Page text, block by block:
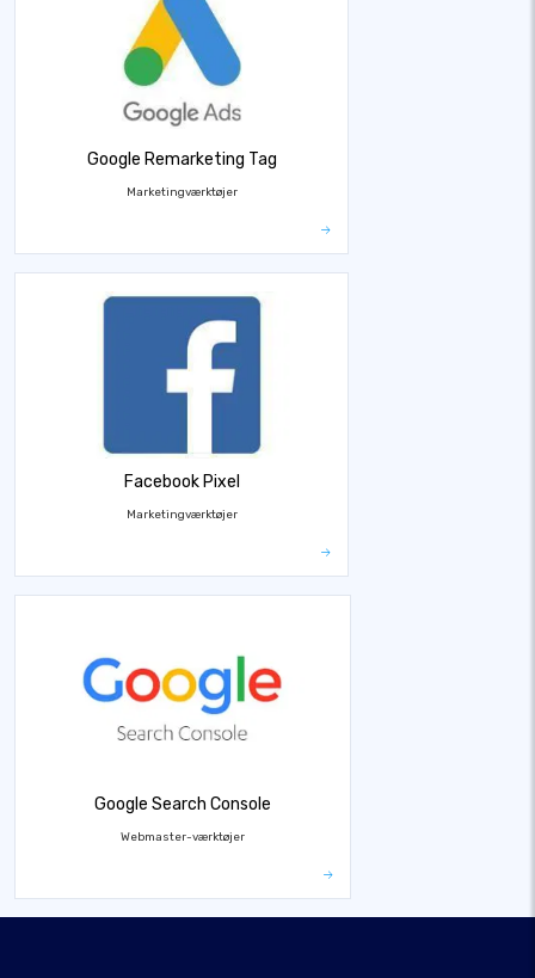
Google Remarketing Tag
Marketingværktøjer
Facebook Pixel
Marketingværktøjer
Google Search Console
Webmaster-værktøjer